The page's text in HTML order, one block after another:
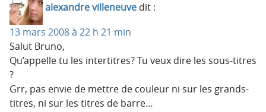
alexandre villeneuve dit :
13 mars 2008 à 22 h 21 min
Salut Bruno,
Qu’appelle tu les intertitres? Tu veux dire les sous-titres
?
Grr, pas envie de mettre de couleur ni sur les grands-
titres, ni sur les titres de barre…